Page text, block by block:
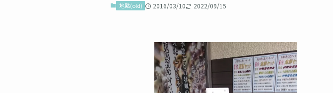
地點(old) 2016/03/10 2022/09/15